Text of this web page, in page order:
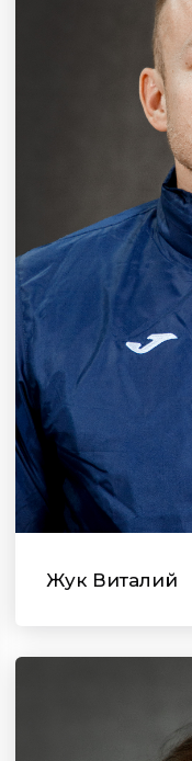
Жук Виталий